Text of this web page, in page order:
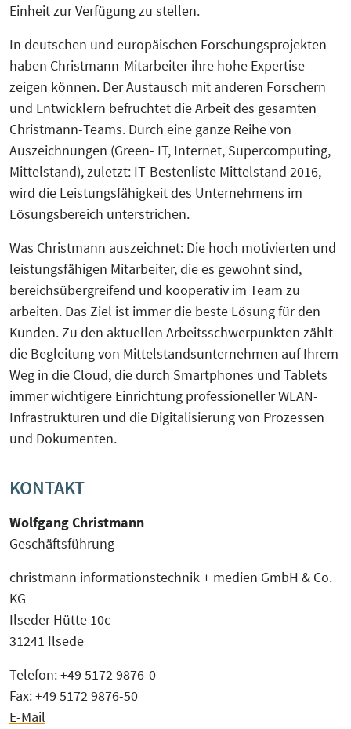
Einheit zur Verfügung zu stellen.
In deutschen und europäischen Forschungsprojekten
haben Christmann-Mitarbeiter ihre hohe Expertise
zeigen können. Der Austausch mit anderen Forschern
und Entwicklern befruchtet die Arbeit des gesamten
Christmann-Teams. Durch eine ganze Reihe von
Auszeichnungen (Green- IT, Internet, Supercomputing,
Mittelstand), zuletzt: IT-Bestenliste Mittelstand 2016,
wird die Leistungsfähigkeit des Unternehmens im
Lösungsbereich unterstrichen.
Was Christmann auszeichnet: Die hoch motivierten und
leistungsfähigen Mitarbeiter, die es gewohnt sind,
bereichsübergreifend und kooperativ im Team zu
arbeiten. Das Ziel ist immer die beste Lösung für den
Kunden. Zu den aktuellen Arbeitsschwerpunkten zählt
die Begleitung von Mittelstandsunternehmen auf Ihrem
Weg in die Cloud, die durch Smartphones und Tablets
immer wichtigere Einrichtung professioneller WLAN-
Infrastrukturen und die Digitalisierung von Prozessen
und Dokumenten.
KONTAKT
Wolfgang Christmann
Geschäftsführung
christmann informationstechnik + medien GmbH & Co.
KG
Ilseder Hütte 10c
31241 Ilsede
Telefon: +49 5172 9876-0
Fax: +49 5172 9876-50
E-Mail